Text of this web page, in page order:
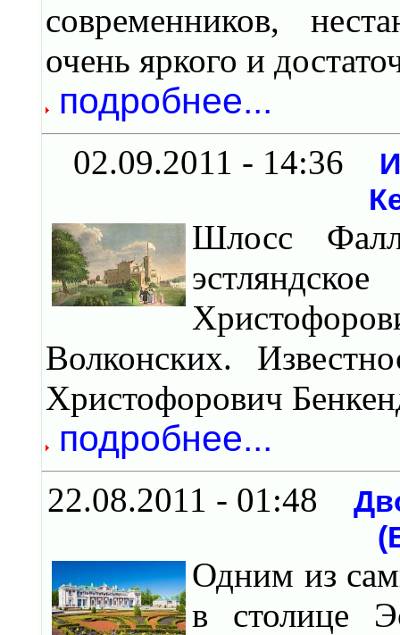
современников,
очень яркого и
подробнее...
02.09.2011 - 14:36
Шлосс
Волконских.
Христофорович
подробнее...
22.08.2011 - 01:48
Одним из
в столице